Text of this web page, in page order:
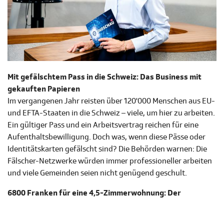
Mit gefälschtem Pass in die Schweiz: Das Business mit
gekauften Papieren
Im vergangenen Jahr reisten über 120'000 Menschen aus EU-
und EFTA-Staaten in die Schweiz – viele, um hier zu arbeiten.
Ein gültiger Pass und ein Arbeitsvertrag reichen für eine
Aufenthaltsbewilligung. Doch was, wenn diese Pässe oder
Identitätskarten gefälscht sind? Die Behörden warnen: Die
Fälscher-Netzwerke würden immer professioneller arbeiten
und viele Gemeinden seien nicht genügend geschult.
6800 Franken für eine 4,5-Zimmerwohnung: Der